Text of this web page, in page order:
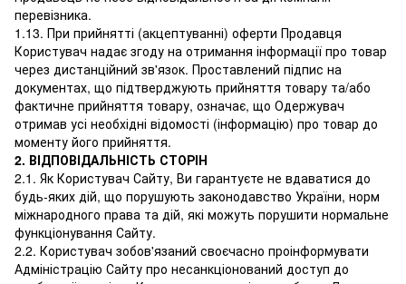
перевізника.
1.13. При прийнятті (акцептуванні) оферти Продавця
Користувач надає згоду на отримання інформації про товар
через дистанційний зв'язок. Проставлений підпис на
документах, що підтверджують прийняття товару та/або
фактичне прийняття товару, означає, що Одержувач
отримав усі необхідні відомості (інформацію) про товар до
моменту його прийняття.
2. ВІДПОВІДАЛЬНІСТЬ СТОРІН
2.1. Як Користувач Сайту, Ви гарантуєте не вдаватися до
будь-яких дій, що порушують законодавство України, норм
міжнародного права та дій, які можуть порушити нормальне
функціонування Сайту.
2.2. Користувач зобов'язаний своєчасно проінформувати
Адміністрацію Сайту про несанкціонований доступ до